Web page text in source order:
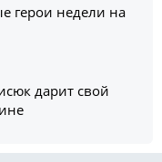
герои недели на
дарит свой